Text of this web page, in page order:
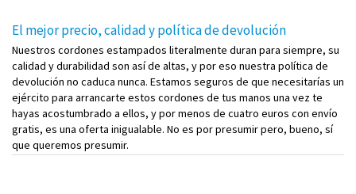
El mejor precio, calidad y política de devolución
Nuestros cordones estampados literalmente duran para siempre, su
calidad y durabilidad son así de altas, y por eso nuestra política de
devolución no caduca nunca. Estamos seguros de que necesitarías un
ejército para arrancarte estos cordones de tus manos una vez te
hayas acostumbrado a ellos, y por menos de cuatro euros con envío
gratis, es una oferta inigualable. No es por presumir pero, bueno, sí
que queremos presumir.